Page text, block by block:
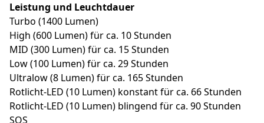
Leistung und Leuchtdauer
Turbo (1400 Lumen)
High (600 Lumen) für ca. 10 Stunden
MID (300 Lumen) für ca. 15 Stunden
Low (100 Lumen) für ca. 29 Stunden
Ultralow (8 Lumen) für ca. 165 Stunden
Rotlicht-LED (10 Lumen) konstant für ca. 66 Stunden
Rotlicht-LED (10 Lumen) blingend für ca. 90 Stunden
SOS